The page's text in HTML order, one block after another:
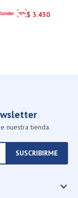
$ 3.430
nuestra tienda.
SUSCRIBIRME